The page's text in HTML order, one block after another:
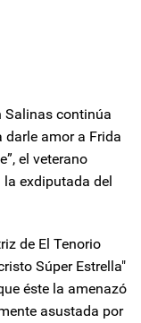
Salinas continúa
darle amor a Frida
el veterano
exdiputada del
de El Tenorio
Súper Estrella"
éste la amenazó
asustada por